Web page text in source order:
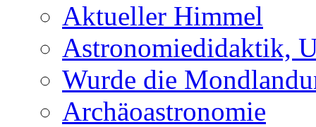
Aktueller Himmel
Astronomiedidaktik,
Wurde die
Archäoastronomie